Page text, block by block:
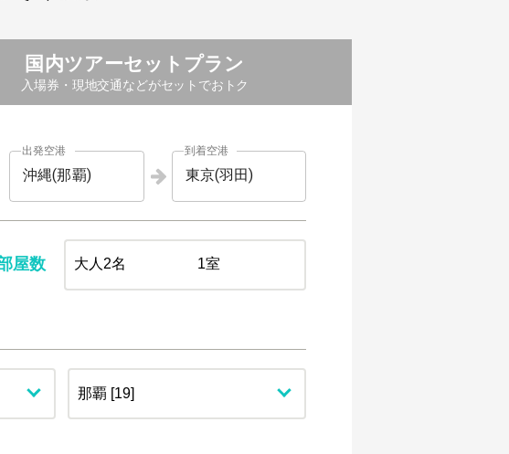
国内ツアーセットプラン
入場券・現地交通などがセットでおトク
出発空港 到着空港
屋数